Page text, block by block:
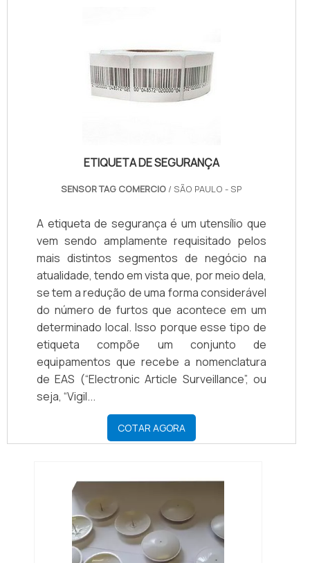
ETIQUETA DE SEGURANÇA
SENSOR TAG COMERCIO / SÃO PAULO - SP
A etiqueta de segurança é um utensílio que
vem sendo amplamente requisitado pelos
mais distintos segmentos de negócio na
atualidade, tendo em vista que, por meio dela,
se tem a redução de uma forma considerável
do número de furtos que acontece em um
determinado local. Isso porque esse tipo de
etiqueta compõe um conjunto de
equipamentos que recebe a nomenclatura
de EAS (“Electronic Article Surveillance”, ou
seja, “Vigil...
COTAR AGORA